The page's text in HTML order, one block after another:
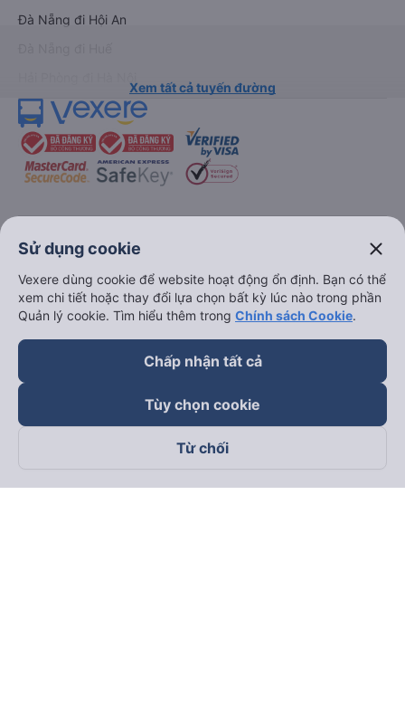
Đà Nẵng đi Hội An
Xem tất cả tuyến đường
keyboard_arrow_down
Về chúng tôi
keyboard_arrow_down
Hỗ trợ
keyboard_arrow_down
Trở thành đối tác
Đối tác thanh toán
Sử dụng cookie close
Vexere dùng cookie để website hoạt động ổn định. Bạn có thể
xem chi tiết hoặc thay đổi lựa chọn bất kỳ lúc nào trong phần
Quản lý cookie. Tìm hiểu thêm trong Chính sách Cookie.
Chấp nhận tất cả
Tùy chọn cookie
Từ chối